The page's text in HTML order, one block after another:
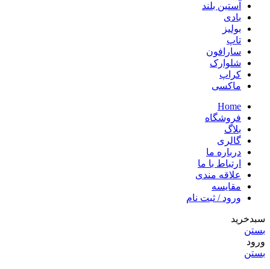
آستین بلند
بادی
بولیز
تاپ
سارافون
شلوارک
کراپ
ماکسی
Home
فروشگاه
بلاگ
گالری
درباره ما
ارتباط با ما
علاقه مندی
مقایسه
ورود / ثبت نام
سبدخرید
بستن
ورود
بستن